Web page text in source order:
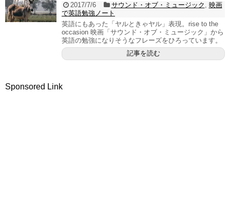
2017/7/6 サウンド・オブ・ミュージック
映画
で英語勉強ノート
英語にもあった「ヤルときゃヤル」表現。rise to the
occasion 映画「サウンド・オブ・ミュージック」から
英語の勉強になりそうなフレーズをひろっています。
記事を読む
Sponsored Link